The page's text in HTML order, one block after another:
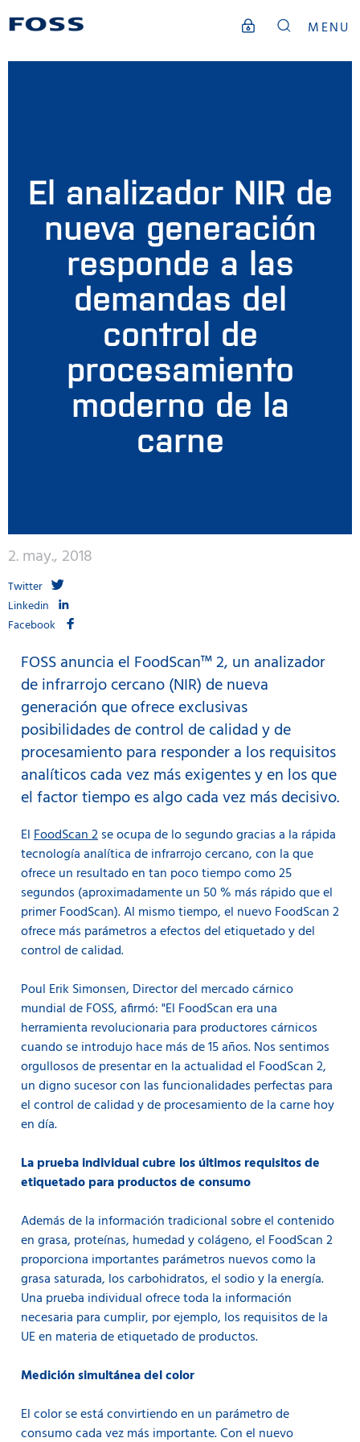
MENU
El analizador NIR de
nueva generación
responde a las
demandas del
control de
procesamiento
moderno de la
carne
2. may., 2018
Twitter
Linkedin
Facebook
FOSS anuncia el FoodScan™ 2, un analizador
de infrarrojo cercano (NIR) de nueva
generación que ofrece exclusivas
posibilidades de control de calidad y de
procesamiento para responder a los requisitos
analíticos cada vez más exigentes y en los que
el factor tiempo es algo cada vez más decisivo.
ElFoodScan 2se ocupa de lo segundo gracias a la rápida
tecnología analítica de infrarrojo cercano, con la que
ofrece un resultado en tan poco tiempo como 25
segundos (aproximadamente un 50 % más rápido que el
primer FoodScan). Al mismo tiempo, el nuevo FoodScan 2
ofrece más parámetros a efectos del etiquetado y del
control de calidad.
Poul Erik Simonsen, Director del mercado cárnico
mundial de FOSS, afirmó: "El FoodScan era una
herramienta revolucionaria para productores cárnicos
cuando se introdujo hace más de 15 años. Nos sentimos
orgullosos de presentar en la actualidad el FoodScan 2,
un digno sucesor con las funcionalidades perfectas para
el control de calidad y de procesamiento de la carne hoy
en día.
La prueba individual cubre los últimos requisitos de
etiquetado para productos de consumo
Además de la información tradicional sobre el contenido
en grasa, proteínas, humedad y colágeno, el FoodScan 2
proporciona importantes parámetros nuevos como la
grasa saturada, los carbohidratos, el sodio y la energía.
Una prueba individual ofrece toda la información
necesaria para cumplir, por ejemplo, los requisitos de la
UE en materia de etiquetado de productos.
Medición simultánea del color
El color se está convirtiendo en un parámetro de
consumo cada vez más importante. Con el nuevo